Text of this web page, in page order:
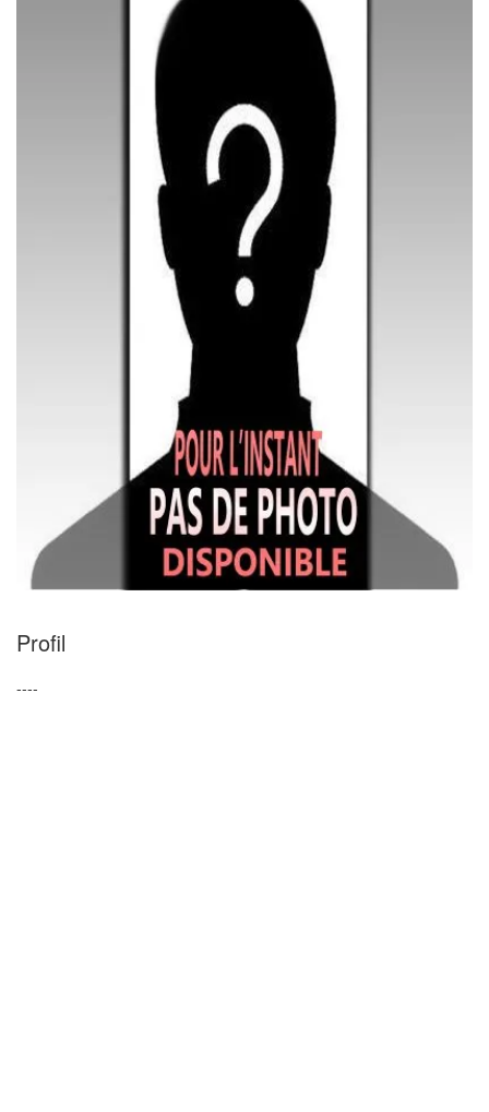
Profil
----